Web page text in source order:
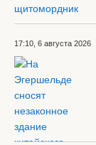
17:10, 6 августа 2026